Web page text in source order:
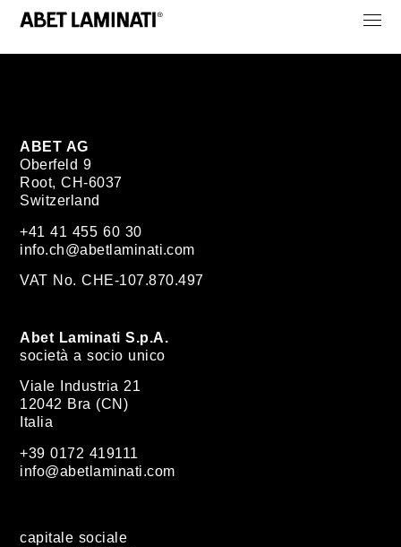
ABET AG
Oberfeld 9
Root, CH-6037
Switzerland
+41 41 455 60 30
info.ch@abetlaminati.com
VAT No. CHE-107.870.497
Abet Laminati S.p.A.
società a socio unico
Viale Industria 21
12042 Bra (CN)
Italia
+39 0172 419111
info@abetlaminati.com
capitale sociale